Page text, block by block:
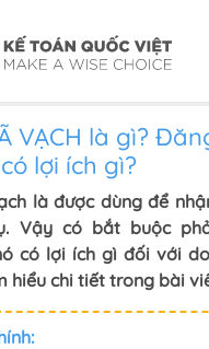
VẠCH là gì?
lợi ích gì?
là được dùng để
Vậy có bắt buộc
có lợi ích gì đối với
hiểu chi tiết trong bài